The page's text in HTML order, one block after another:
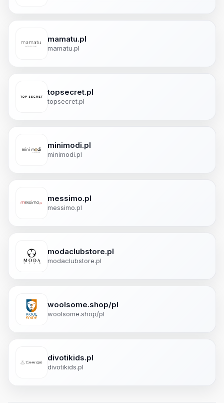
mamatu.pl
mamatu.pl
topsecret.pl
topsecret.pl
minimodi.pl
minimodi.pl
messimo.pl
messimo.pl
modaclubstore.pl
modaclubstore.pl
woolsome.shop/pl
woolsome.shop/pl
divotikids.pl
divotikids.pl